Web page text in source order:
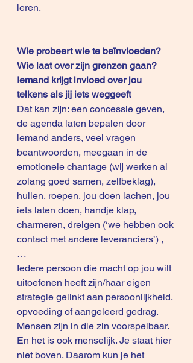
leren.
Wie probeert wie te beïnvloeden?
Wie laat over zijn grenzen gaan?
Iemand krijgt invloed over jou
telkens als jij iets weggeeft
Dat kan zijn: een concessie geven,
de agenda laten bepalen door
iemand anders, veel vragen
beantwoorden, meegaan in de
emotionele chantage (wij werken al
zolang goed samen, zelfbeklag),
huilen, roepen, jou doen lachen, jou
iets laten doen, handje klap,
charmeren, dreigen (‘we hebben ook
contact met andere leveranciers’) ,
…
Iedere persoon die macht op jou wilt
uitoefenen heeft zijn/haar eigen
strategie gelinkt aan persoonlijkheid,
opvoeding of aangeleerd gedrag.
Mensen zijn in die zin voorspelbaar.
En het is ook menselijk. Je staat hier
niet boven. Daarom kun je het